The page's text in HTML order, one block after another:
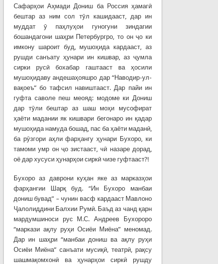
Сафарҳои Аҳмади Дониш ба Россия ҳамагӣ
бештар аз ним сол тӯл кашидааст, дар ин
муддат ӯ паҳлуҳои гуногуни зиндагии
бошандагони шаҳри Петербургро, то он ҷо ки
имкону шароит буд, мушоҳида кардааст, аз
рушди санъату ҳунари ин кишвар, аз ҷумла
сирки русӣ бохабар гаштааст ва ҳосили
мушоҳидаву андешаҳояшро дар “Наводир-ул-
вақоеъ” бо тафсил навиштааст. Дар пайи ин
гуфта саволе пеш меояд: модоме ки Дониш
дар тӯли бештар аз шаш моҳи мусофират
ҳаёти мадании як кишвари бегонаро ин қадар
мушоҳида намуда бошад, пас ба ҳаёти маданӣ,
ба рӯзгори аҳли фарҳангу ҳунари Бухоро, ки
тамоми умр он ҷо зистааст, чӣ назаре дорад,
оё дар хусуси ҳунарҳои сиркӣ чизе гуфтааст?!
Бухоро аз даврони куҳан яке аз марказҳои
фарҳангии Шарқ буд. “Ин Бухоро манбаи
дониш бувад” – чунин васф кардааст Мавлоно
Ҷалолиддини Балхии Румӣ. Баъд аз чанд қарн
мардумшиноси рус М.С. Андреев Бухороро
“маркази ақлу руҳи Осиёи Миёна” меномад.
Дар ин шаҳри “манбаи дониш ва ақлу руҳи
Осиёи Миёна” санъати мусиқӣ, театрӣ, рақсу
шашмақомхонӣ ва ҳунарҳои сиркӣ рушду